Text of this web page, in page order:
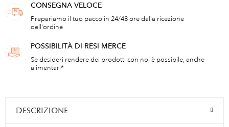
CONSEGNA VELOCE
Prepariamo il tuo pacco in 24/48 ore dalla ricezione
dell'ordine
POSSIBILITÀ DI RESI MERCE
Se desideri rendere dei prodotti con noi è possibile, anche
alimentari*
DESCRIZIONE